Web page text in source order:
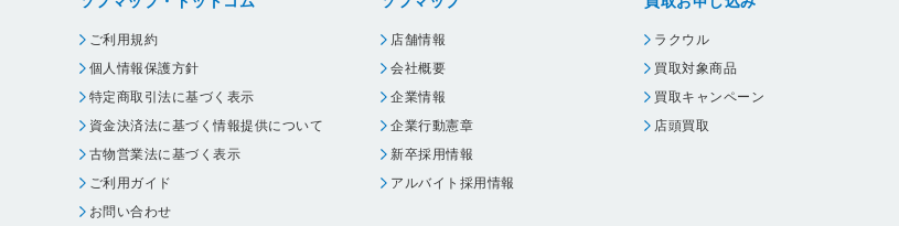
ご利用規約
個人情報保護方針
特定商取引法に基づく表示
資金決済法に基づく情報提供について
古物営業法に基づく表示
ご利用ガイド
お問い合わせ
店舗情報
会社概要
企業情報
企業行動憲章
新卒採用情報
アルバイト採用情報
ラクウル
買取対象商品
買取キャンペーン
店頭買取